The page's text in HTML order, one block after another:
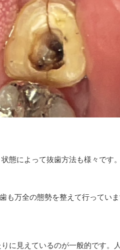
態によって抜歯方法も様々で
も万全の態勢を整えて行っていま
に見えているのが一般的です